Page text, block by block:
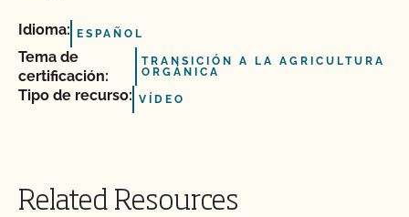
Idioma: ESPAÑOL
Tema de
certificación:
TRANSICIÓN A LA AGRICULTURA
ORGÁNICA
Tipo de recurso: VÍDEO
Related Resources